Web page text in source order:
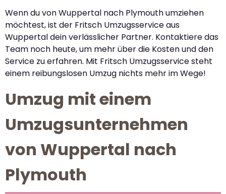
Wenn du von Wuppertal nach Plymouth umziehen
möchtest, ist der Fritsch Umzugsservice aus
Wuppertal dein verlässlicher Partner. Kontaktiere das
Team noch heute, um mehr über die Kosten und den
Service zu erfahren. Mit Fritsch Umzugsservice steht
einem reibungslosen Umzug nichts mehr im Wege!
Umzug mit einem
Umzugsunternehmen
von Wuppertal nach
Plymouth